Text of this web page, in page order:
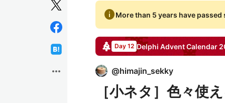
more_horiz
infoMore than 5 years have
Day 12 Delphi Advent Calendar
@himajin_sekky
［小ネタ］色々使